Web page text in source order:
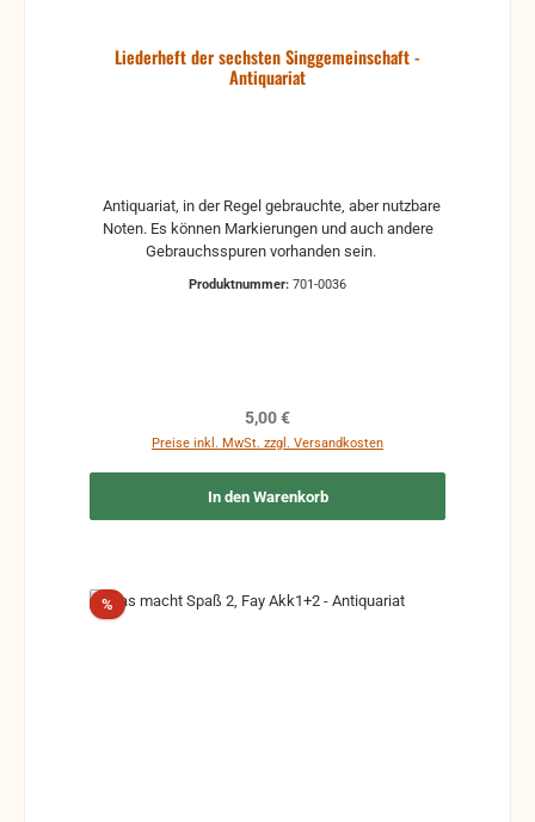
Liederheft der sechsten Singgemeinschaft -
Antiquariat
Noten. Es können Markierungen und auch andere
Produktnummer: 701-0036
Regulärer Preis:
5,00 €
Preise inkl. MwSt. zzgl. Versandkosten
In den Warenkorb
%Rabatt